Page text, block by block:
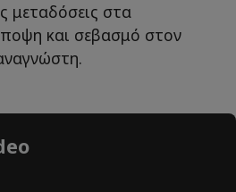
μεταδόσεις στα
και σεβασμό στον